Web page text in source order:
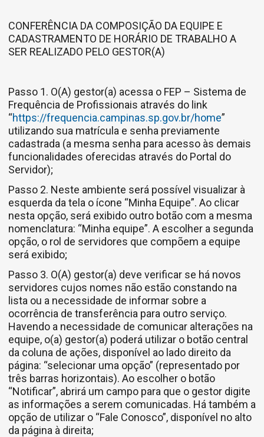
CONFERÊNCIA DA COMPOSIÇÃO DA EQUIPE E
CADASTRAMENTO DE HORÁRIO DE TRABALHO A
SER REALIZADO PELO GESTOR(A)
Passo 1. O(A) gestor(a) acessa o FEP – Sistema de
Frequência de Profissionais através do link
“https://frequencia.campinas.sp.gov.br/home”
utilizando sua matrícula e senha previamente
cadastrada (a mesma senha para acesso às demais
funcionalidades oferecidas através do Portal do
Servidor);
Passo 2. Neste ambiente será possível visualizar à
esquerda da tela o ícone “Minha Equipe”. Ao clicar
nesta opção, será exibido outro botão com a mesma
nomenclatura: “Minha equipe”. A escolher a segunda
opção, o rol de servidores que compõem a equipe
será exibido;
Passo 3. O(A) gestor(a) deve verificar se há novos
servidores cujos nomes não estão constando na
lista ou a necessidade de informar sobre a
ocorrência de transferência para outro serviço.
Havendo a necessidade de comunicar alterações na
equipe, o(a) gestor(a) poderá utilizar o botão central
da coluna de ações, disponível ao lado direito da
página: “selecionar uma opção” (representado por
três barras horizontais). Ao escolher o botão
“Notificar”, abrirá um campo para que o gestor digite
as informações a serem comunicadas. Há também a
opção de utilizar o “Fale Conosco”, disponível no alto
da página à direita;